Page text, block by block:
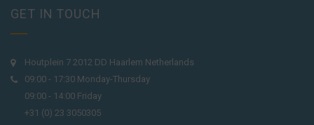
GET IN TOUCH
Houtplein 7 2012 DD Haarlem Netherlands
09:00 - 17:30 Monday-Thursday
09:00 - 14:00 Friday
+31 (0) 23 3050305